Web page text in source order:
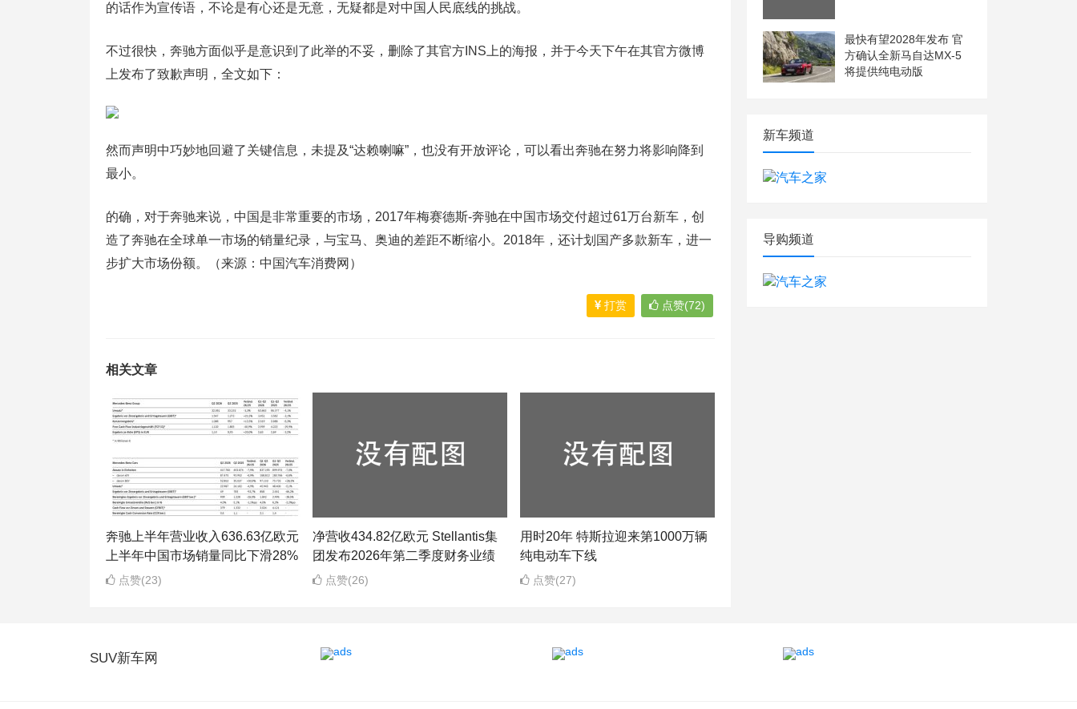
的话作为宣传语，不论是有心还是无意，无疑都是对中国人民底线的挑战。
不过很快，奔驰方面似乎是意识到了此举的不妥，删除了其官方INS上的海报，并于今天下午在其官方微博
上发布了致歉声明，全文如下：
然而声明中巧妙地回避了关键信息，未提及“达赖喇嘛”，也没有开放评论，可以看出奔驰在努力将影响降到
最小。
的确，对于奔驰来说，中国是非常重要的市场，2017年梅赛德斯-奔驰在中国市场交付超过61万台新车，创
造了奔驰在全球单一市场的销量纪录，与宝马、奥迪的差距不断缩小。2018年，还计划国产多款新车，进一
步扩大市场份额。（来源：中国汽车消费网）
打赏 点赞(72)
相关文章
奔驰上半年营业收入636.63亿欧元
上半年中国市场销量同比下滑28%
点赞(23)
净营收434.82亿欧元 Stellantis集
团发布2026年第二季度财务业绩
点赞(26)
用时20年 特斯拉迎来第1000万辆
纯电动车下线
点赞(27)
最快有望2028年发布 官
方确认全新马自达MX-5
将提供纯电动版
新车频道
导购频道
SUV新车网